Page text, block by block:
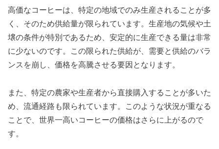
高価なコーヒーは、特定の地域でのみ生産されることが多
く、そのため供給量が限られています。生産地の気候や土
壌の条件が特別であるため、安定的に生産できる量は非常
に少ないのです。この限られた供給が、需要と供給のバラ
ンスを崩し、価格を高騰させる要因となります。
また、特定の農家や生産者から直接購入することが多いた
め、流通経路も限られています。このような状況が重なる
ことで、世界一高いコーヒーの価格はさらに上がるので
す。